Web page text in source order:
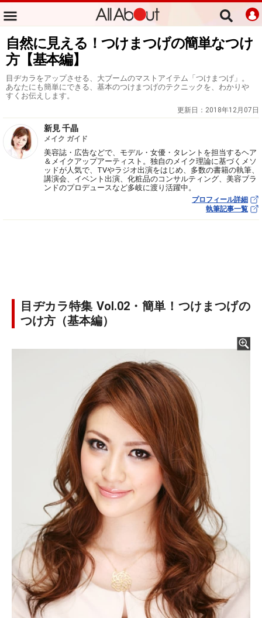
自然に見える！つけまつげの簡単なつけ
方【基本編】
目ヂカラをアップさせる、大ブームのマストアイテム「つけまつげ」。
あなたにも簡単にできる、基本のつけまつげのテクニックを、わかりや
すくお伝えします。
更新日： 2018年12月07日
新見 千晶
メイク ガイド
美容誌・広告などで、モデル・女優・タレントを担当するヘア
＆メイクアップアーティスト。独自のメイク理論に基づくメソ
ッドが人気で、TVやラジオ出演をはじめ、多数の書籍の執筆、
講演会、イベント出演、化粧品のコンサルティング、美容ブラ
ンドのプロデュースなど多岐に渡り活躍中。
プロフィール詳細
執筆記事一覧
目ヂカラ特集 Vol.02・簡単！つけまつげの
つけ方（基本編）